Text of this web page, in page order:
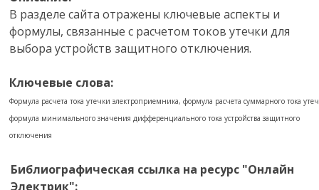
В разделе сайта отражены ключевые аспекты и
формулы, связанные с расчетом токов утечки для
выбора устройств защитного отключения.
Ключевые слова:
Формула расчета тока утечки электроприемника, формула расчета суммарного тока
формула минимального значения дифференциального тока устройства защитного
отключения
Библиографическая ссылка на ресурс "Онлайн
Электрик":